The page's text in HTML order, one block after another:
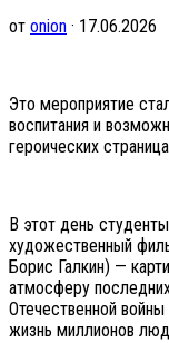
от onion · 17.06.2026
Это мероприятие
воспитания и
героических
В этот день
художественный
Борис Галкин) —
атмосферу
Отечественной
жизнь миллионов